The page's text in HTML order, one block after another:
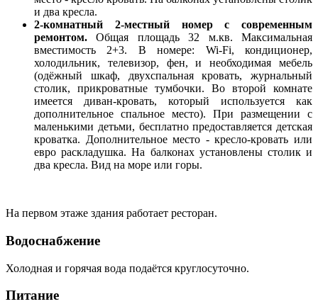
и два кресла.
2-комнатный 2-местный номер с современным
ремонтом.Общая площадь 32 м.кв. Максимальная
вместимость 2+3. В номере: Wi-Fi, кондиционер,
холодильник, телевизор, фен, и необходимая мебель
(одёжный шкаф, двухспальная кровать, журнальный
столик, прикроватные тумбочки. Во второй комнате
имеется диван-кровать, который используется как
дополнительное спальное место). При размещении с
маленькими детьми, бесплатно предоставляется детская
кроватка. Дополнительное место - кресло-кровать или
евро раскладушка. На балконах установлены столик и
два кресла. Вид на море или горы.
На первом этаже здания работает ресторан.
Водоснабжение
Холодная и горячая вода подаётся круглосуточно.
Питание